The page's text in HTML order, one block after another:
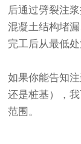
后通过劈裂注
混凝土结构堵
完工后从最低处
如果你能告知
还是桩基），
范围。